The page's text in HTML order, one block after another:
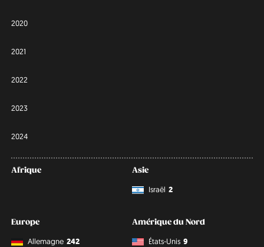
2020
2021
2022
2023
2024
Afrique
Asie
Israël 2
Europe
Allemagne 242
Amérique du Nord
États-Unis 9